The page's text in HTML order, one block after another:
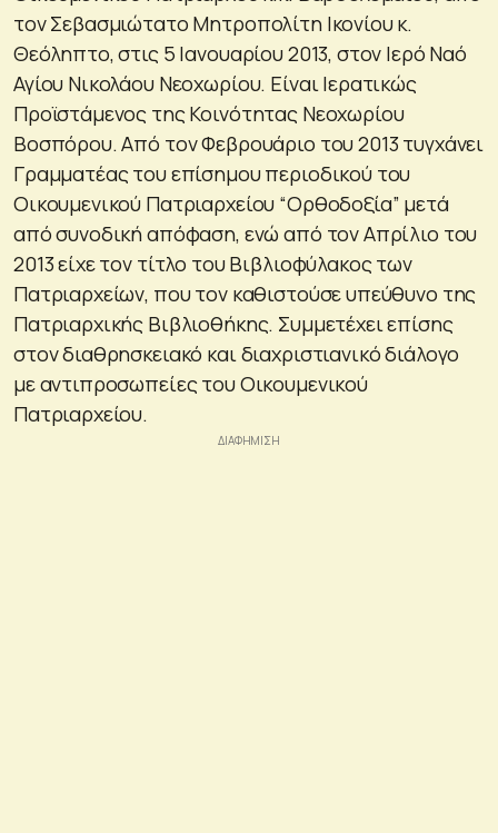
τον Σεβασμιώτατο Μητροπολίτη Ικονίου κ.
Θεόληπτο, στις 5 Ιανουαρίου 2013, στον Ιερό Ναό
Αγίου Νικολάου Νεοχωρίου. Είναι Ιερατικώς
Προϊστάμενος της Κοινότητας Νεοχωρίου
Βοσπόρου. Από τον Φεβρουάριο του 2013 τυγχάνει
Γραμματέας του επίσημου περιοδικού του
Οικουμενικού Πατριαρχείου “Ορθοδοξία” μετά
από συνοδική απόφαση, ενώ από τον Απρίλιο του
2013 είχε τον τίτλο του Βιβλιοφύλακος των
Πατριαρχείων, που τον καθιστούσε υπεύθυνο της
Πατριαρχικής Βιβλιοθήκης. Συμμετέχει επίσης
στον διαθρησκειακό και διαχριστιανικό διάλογο
με αντιπροσωπείες του Οικουμενικού
Πατριαρχείου.